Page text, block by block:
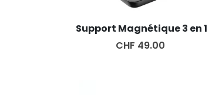
Support Magnétique 3 en 1
CHF 49.00